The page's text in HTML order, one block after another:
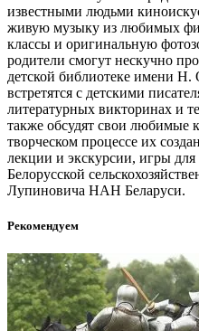
известными людьми
живую музыку из любимых
классы и оригинальную
родители смогут нескучно
детской библиотеке имени Н.
встретятся с детскими
литературных викторинах и
также обсудят свои любимые
творческом процессе их
лекции и экскурсии, игры
Белорусской
Лупиновича НАН Беларуси.
Рекомендуем